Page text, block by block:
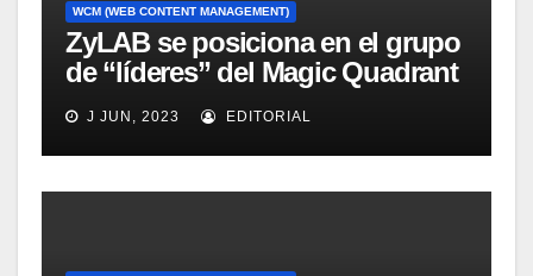
WCM (WEB CONTENT MANAGEMENT)
ZyLAB se posiciona en el grupo
de “líderes” del Magic Quadrant
for Information Access
Technology, 2008
J JUN, 2023 EDITORIAL